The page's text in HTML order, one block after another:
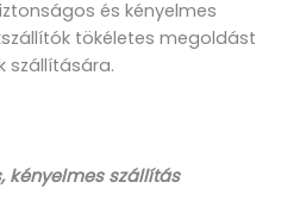
és kényelmes
tökéletes megoldást
szállítására.
kényelmes szállítás